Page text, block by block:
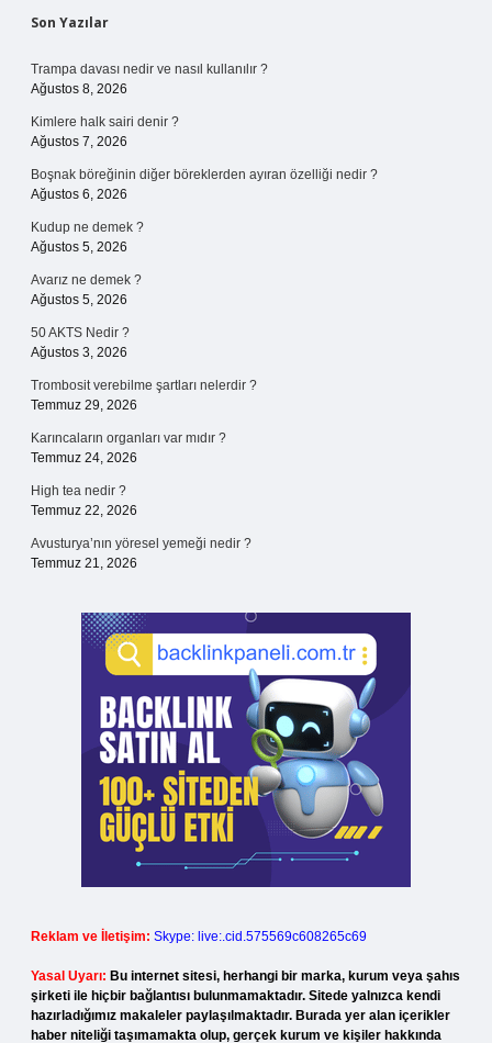
Sidebar
Son Yazılar
Trampa davası nedir ve nasıl kullanılır ?
Ağustos 8, 2026
Kimlere halk sairi denir ?
Ağustos 7, 2026
Boşnak böreğinin diğer böreklerden ayıran özelliği nedir ?
Ağustos 6, 2026
Kudup ne demek ?
Ağustos 5, 2026
Avarız ne demek ?
Ağustos 5, 2026
50 AKTS Nedir ?
Ağustos 3, 2026
Trombosit verebilme şartları nelerdir ?
Temmuz 29, 2026
Karıncaların organları var mıdır ?
Temmuz 24, 2026
High tea nedir ?
Temmuz 22, 2026
Avusturya’nın yöresel yemeği nedir ?
Temmuz 21, 2026
Reklam ve İletişim: Skype: live:.cid.575569c608265c69
Yasal Uyarı: Bu internet sitesi, herhangi bir marka, kurum veya şahıs
şirketi ile hiçbir bağlantısı bulunmamaktadır. Sitede yalnızca kendi
hazırladığımız makaleler paylaşılmaktadır. Burada yer alan içerikler
haber niteliği taşımamakta olup, gerçek kurum ve kişiler hakkında